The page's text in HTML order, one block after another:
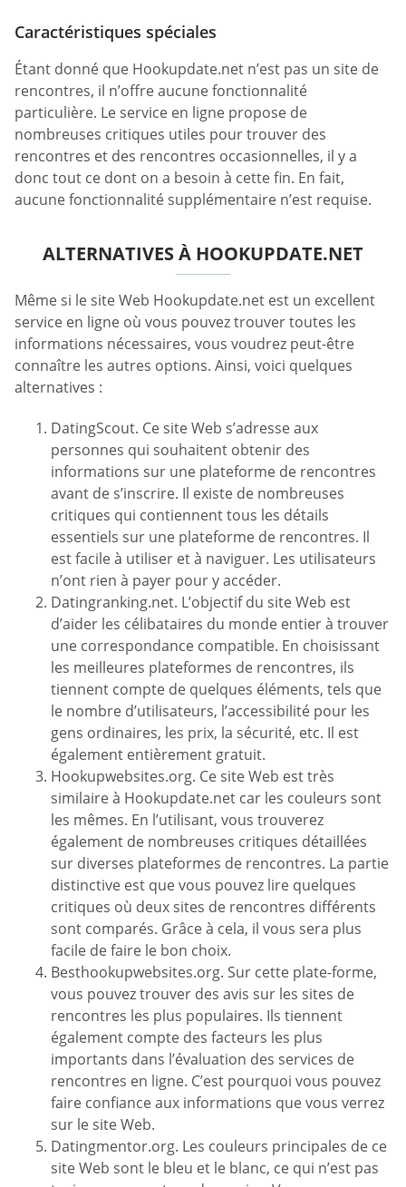
Caractéristiques spéciales
Étant donné que Hookupdate.net n’est pas un site de
rencontres, il n’offre aucune fonctionnalité
particulière. Le service en ligne propose de
nombreuses critiques utiles pour trouver des
rencontres et des rencontres occasionnelles, il y a
donc tout ce dont on a besoin à cette fin. En fait,
aucune fonctionnalité supplémentaire n’est requise.
ALTERNATIVES À HOOKUPDATE.NET
Même si le site Web Hookupdate.net est un excellent
service en ligne où vous pouvez trouver toutes les
informations nécessaires, vous voudrez peut-être
connaître les autres options. Ainsi, voici quelques
alternatives :
DatingScout. Ce site Web s’adresse aux
personnes qui souhaitent obtenir des
informations sur une plateforme de rencontres
avant de s’inscrire. Il existe de nombreuses
critiques qui contiennent tous les détails
essentiels sur une plateforme de rencontres. Il
est facile à utiliser et à naviguer. Les utilisateurs
n’ont rien à payer pour y accéder.
Datingranking.net. L’objectif du site Web est
d’aider les célibataires du monde entier à trouver
une correspondance compatible. En choisissant
les meilleures plateformes de rencontres, ils
tiennent compte de quelques éléments, tels que
le nombre d’utilisateurs, l’accessibilité pour les
gens ordinaires, les prix, la sécurité, etc. Il est
également entièrement gratuit.
Hookupwebsites.org. Ce site Web est très
similaire à Hookupdate.net car les couleurs sont
les mêmes. En l’utilisant, vous trouverez
également de nombreuses critiques détaillées
sur diverses plateformes de rencontres. La partie
distinctive est que vous pouvez lire quelques
critiques où deux sites de rencontres différents
sont comparés. Grâce à cela, il vous sera plus
facile de faire le bon choix.
Besthookupwebsites.org. Sur cette plate-forme,
vous pouvez trouver des avis sur les sites de
rencontres les plus populaires. Ils tiennent
également compte des facteurs les plus
importants dans l’évaluation des services de
rencontres en ligne. C’est pourquoi vous pouvez
faire confiance aux informations que vous verrez
sur le site Web.
Datingmentor.org. Les couleurs principales de ce
site Web sont le bleu et le blanc, ce qui n’est pas